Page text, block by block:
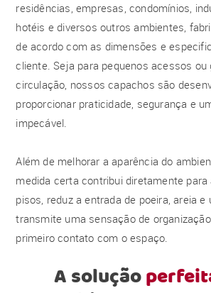
residências, empresas, condomínios,
hotéis e diversos outros ambientes,
de acordo com as dimensões e
cliente. Seja para pequenos acessos ou
circulação, nossos capachos são
proporcionar praticidade, segurança e
impecável.
Além de melhorar a aparência do
medida certa contribui diretamente
pisos, reduz a entrada de poeira, areia e
transmite uma sensação de
primeiro contato com o espaço.
A solução